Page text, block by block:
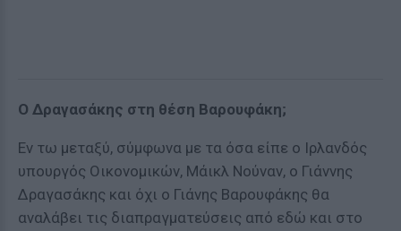
Ο Δραγασάκης στη θέση Βαρουφάκη;
Εν τω μεταξύ, σύμφωνα με τα όσα είπε ο Ιρλανδός
υπουργός Οικονομικών, Μάικλ Νούναν, ο Γιάννης
Δραγασάκης και όχι ο Γιάνης Βαρουφάκης θα
αναλάβει τις διαπραγματεύσεις από εδώ και στο